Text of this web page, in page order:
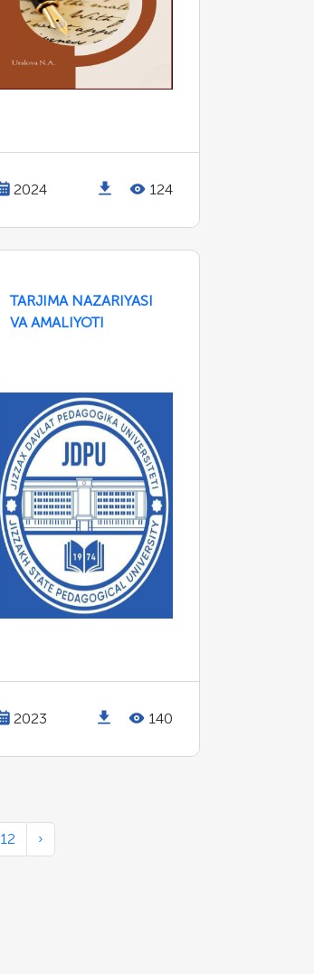
2024 124
TARJIMA NAZARIYASI
VA AMALIYOTI
2023 140
12 ›